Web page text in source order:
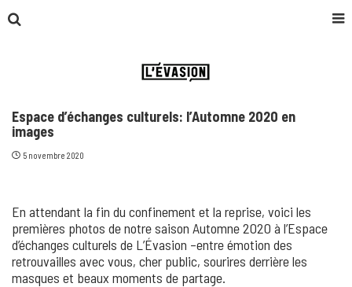
Espace d’échanges culturels: l’Automne 2020 en
images
5 novembre 2020
En attendant la fin du confinement et la reprise, voici les
premières photos de notre saison Automne 2020 à l’Espace
d’échanges culturels de L’Évasion –entre émotion des
retrouvailles avec vous, cher public, sourires derrière les
masques et beaux moments de partage.